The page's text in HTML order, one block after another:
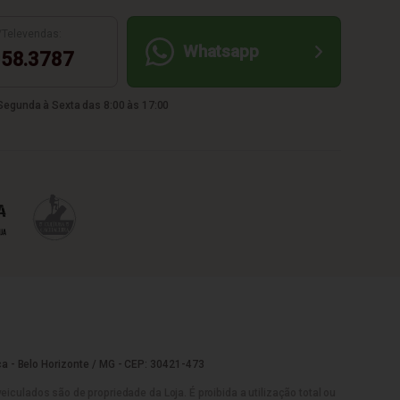
Whatsapp
à Sexta das 8:00 às 17:00
- Belo Horizonte / MG - CEP: 30421-473